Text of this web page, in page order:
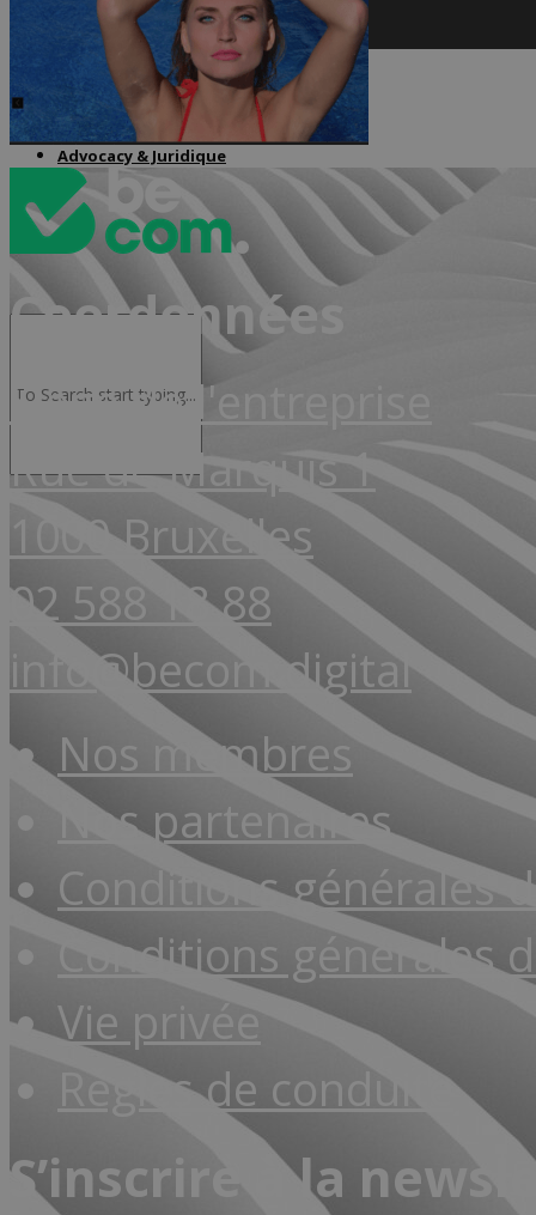
Becom Summit
Becom Awards
Advocacy & Juridique
Coordonnées
Siège de l'entreprise
Rue de Marquis 1
1000 Bruxelles
02 588 18 88
info@becom.digital
Nos membres
Nos partenaires
Conditions générales
Conditions générales
Vie privée
Règles de conduite
S’inscrire à la